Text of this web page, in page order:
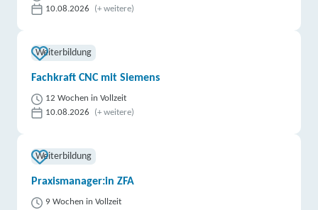
10.08.2026
(+ weitere)
Weiterbildung
Fachkraft CNC mit Siemens
12 Wochen in Vollzeit
10.08.2026
(+ weitere)
Weiterbildung
Praxismanager:in ZFA
9 Wochen in Vollzeit